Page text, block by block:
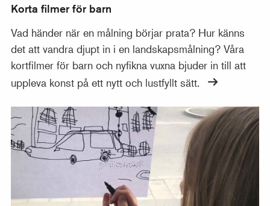
Korta filmer för barn
Vad händer när en målning börjar prata? Hur känns
det att vandra djupt in i en landskapsmålning? Våra
kortfilmer för barn och nyfikna vuxna bjuder in till att
uppleva konst på ett nytt och lustfyllt sätt.
Ateljéns tips för hemmafix